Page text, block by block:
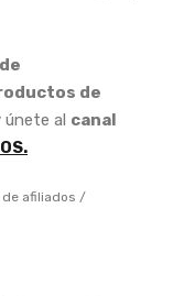
de
únete al canal
de afiliados /